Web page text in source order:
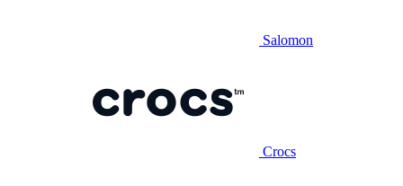
Salomon
Crocs